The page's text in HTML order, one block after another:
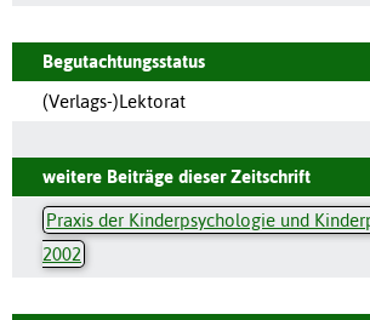
Begutachtungsstatus
(Verlags-)Lektorat
weitere Beiträge dieser Zeitschrift
Praxis der Kinderpsychologie und
2002